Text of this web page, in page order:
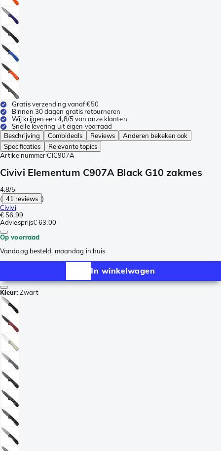
Gratis verzending vanaf €50
Binnen 30 dagen gratis retourneren
Wij krijgen een 4,8/5 van onze klanten
Snelle levering uit eigen voorraad
Beschrijving
Combideals Reviews
Anderen bekeken ook
Specificaties
Relevante topics
Artikelnummer CIC907A
Civivi Elementum C907A Black G10 zakmes
4.8/5
( 41 reviews )
Civivi
€ 56,99
Adviesprijs€ 63,00
Op voorraad
Vandaag besteld, maandag in huis
In winkelwagen
Kleur:Zwart